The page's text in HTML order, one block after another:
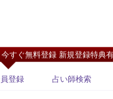
今すぐ無料登録 新規登録特典有
登録 占い師検索